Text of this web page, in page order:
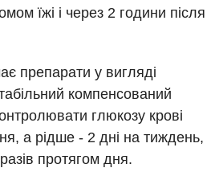
їжі і через 2 години після
препарати у вигляді
компенсований
глюкозу крові
а рідше - 2 дні на тиждень,
протягом дня.